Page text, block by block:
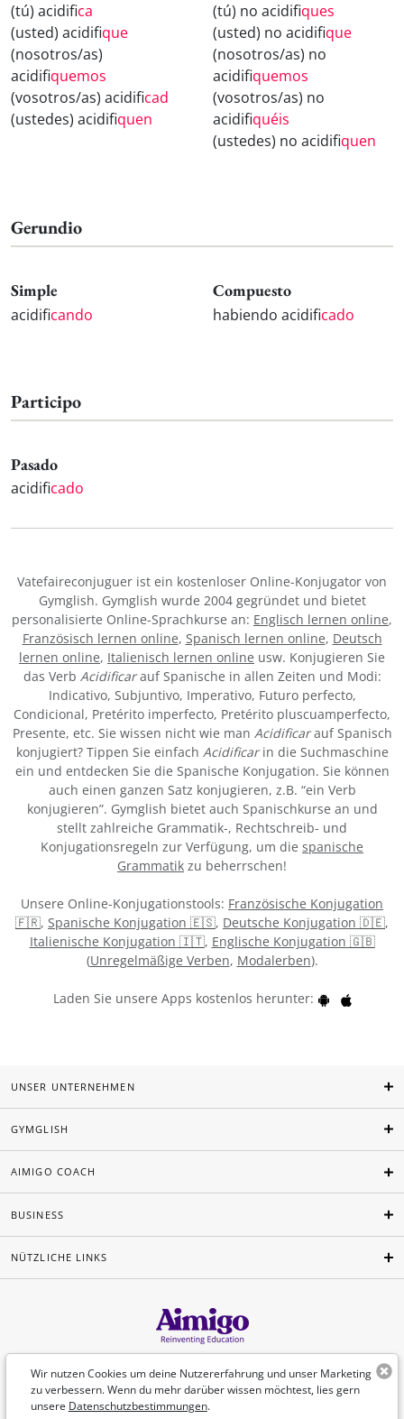
(tú) acidifica
(usted) acidifique
(nosotros/as)
acidifiquemos
(vosotros/as) acidificad
(ustedes) acidifiquen
(tú) no acidifiques
(usted) no acidifique
(nosotros/as) no
acidifiquemos
(vosotros/as) no
acidifiquéis
(ustedes) no acidifiquen
Gerundio
Simple
acidificando
Compuesto
habiendo acidificado
Participo
Pasado
acidificado
Vatefaireconjuguer ist ein kostenloser Online-Konjugator von
Gymglish. Gymglish wurde 2004 gegründet und bietet
personalisierte Online-Sprachkurse an: Englisch lernen online,
Französisch lernen online, Spanisch lernen online, Deutsch
lernen online, Italienisch lernen online usw. Konjugieren Sie
das Verb Acidificarauf Spanische in allen Zeiten und Modi:
Indicativo, Subjuntivo, Imperativo, Futuro perfecto,
Condicional, Pretérito imperfecto, Pretérito pluscuamperfecto,
Presente, etc. Sie wissen nicht wie man Acidificarauf Spanisch
konjugiert? Tippen Sie einfach Acidificarin die Suchmaschine
ein und entdecken Sie die Spanische Konjugation. Sie können
auch einen ganzen Satz konjugieren, z.B. “ein Verb
konjugieren”. Gymglish bietet auch Spanischkurse an und
stellt zahlreiche Grammatik-, Rechtschreib- und
Konjugationsregeln zur Verfügung, um die spanische
Grammatik zu beherrschen!
Unsere Online-Konjugationstools: Französische Konjugation
🇫🇷, Spanische Konjugation 🇪🇸, Deutsche Konjugation 🇩🇪,
Italienische Konjugation 🇮🇹, Englische Konjugation 🇬🇧
(Unregelmäßige Verben, Modalerben).
Laden Sie unsere Apps kostenlos herunter:
Wir nutzen Cookies um deine Nutzererfahrung und unser Marketing
zu verbessern. Wenn du mehr darüber wissen möchtest, lies gern
unsere Datenschutzbestimmungen.
UNSER UNTERNEHMEN
GYMGLISH
AIMIGO COACH
BUSINESS
NÜTZLICHE LINKS
Deutsch
©Aimigo 2026